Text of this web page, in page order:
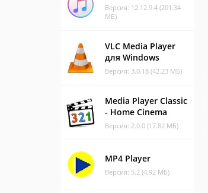
Версия: 12.12.9.4 (201.34
МБ)
VLC Media Player
для Windows
Версия: 3.0.18 (42.23 МБ)
Media Player Classic
- Home Cinema
Версия: 2.0.0 (17.82 МБ)
MP4 Player
Версия: 5.2 (4.92 МБ)